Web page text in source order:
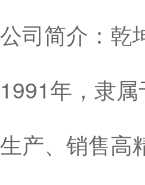
公司简介：乾
1991年，隶
生产、销售高